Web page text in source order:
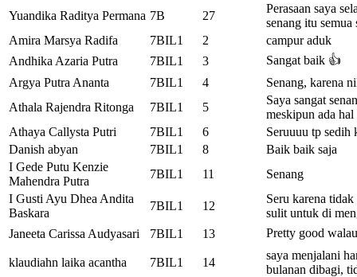
Yuandika Raditya Permana 7B 27
Perasaan saya
senang itu semua
Amira Marsya Radifa
7BIL1 2
campur aduk
Andhika Azaria Putra
7BIL1 3
Sangat baik 👍
Argya Putra Ananta
7BIL1 4
Senang, karena
Athala Rajendra Ritonga
7BIL1 5
Saya sangat
meskipun ada
Athaya Callysta Putri
7BIL1 6
Seruuuu tp sedih
Danish abyan
7BIL1 8
Baik baik saja
I Gede Putu Kenzie
Mahendra Putra
7BIL1 11
Senang
I Gusti Ayu Dhea Andita
Baskara
7BIL1 12
Seru karena
sulit untuk di
Janeeta Carissa Audyasari
7BIL1 13 Pretty good
klaudiahn laika acantha 7BIL1 14
saya menjalani
bulanan dibagi,